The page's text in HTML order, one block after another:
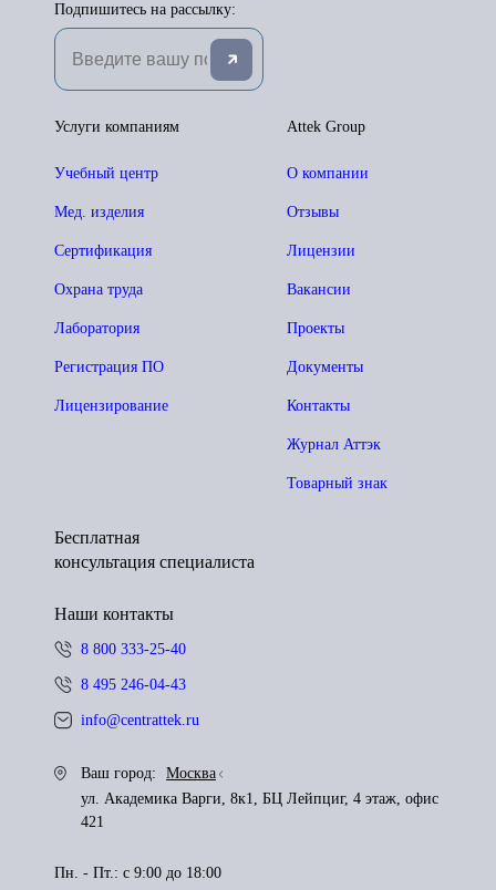
Подпишитесь на рассылку:
Attek Group
О компании
Отзывы
Лицензии
Вакансии
Проекты
Документы
Контакты
Журнал Аттэк
Товарный знак
Услуги компаниям
Учебный центр
Мед. изделия
Сертификация
Охрана труда
Лаборатория
Регистрация ПО
Лицензирование
Бесплатная
консультация специалиста
Наши контакты
8 800 333-25-40
8 495 246-04-43
info@centrattek.ru
Ваш город:
Москва
ул. Академика Варги, 8к1, БЦ Лейпциг, 4 этаж, офис
421
Пн. - Пт.: с 9:00 до 18:00